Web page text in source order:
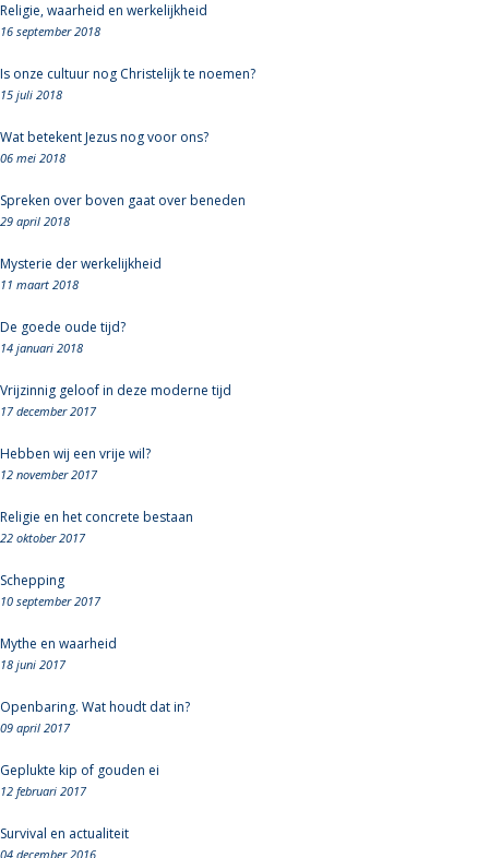
Religie, waarheid en werkelijkheid
16 september 2018
Is onze cultuur nog Christelijk te noemen?
15 juli 2018
Wat betekent Jezus nog voor ons?
06 mei 2018
Spreken over boven gaat over beneden
29 april 2018
Mysterie der werkelijkheid
11 maart 2018
De goede oude tijd?
14 januari 2018
Vrijzinnig geloof in deze moderne tijd
17 december 2017
Hebben wij een vrije wil?
12 november 2017
Religie en het concrete bestaan
22 oktober 2017
Schepping
10 september 2017
Mythe en waarheid
18 juni 2017
Openbaring. Wat houdt dat in?
09 april 2017
Geplukte kip of gouden ei
12 februari 2017
Survival en actualiteit
04 december 2016